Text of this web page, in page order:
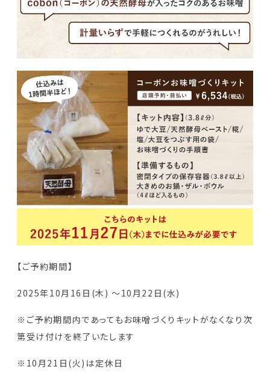
【ご予約期間】
2025年10月16日(木) ～10月22日(水)
※ご予約期間内であってもお味噌づくりキットがなくなり次
第受け付けを終了いたします
※10月21日(火)は定休日